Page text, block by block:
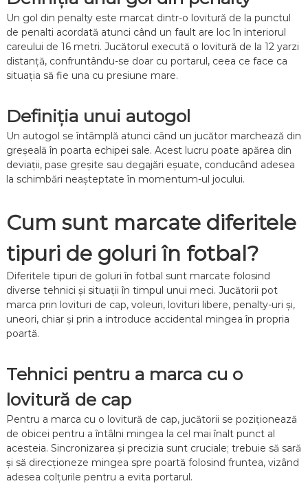
s
t
a
n
Un gol din penalty este marcat dintr-o lovitură de la punctul
de penalti acordată atunci când un fault are loc în interiorul
careului de 16 metri. Jucătorul execută o lovitură de la 12 yarzi
distanță, confruntându-se doar cu portarul, ceea ce face ca
situația să fie una cu presiune mare.
Definiția unui autogol
Un autogol se întâmplă atunci când un jucător marchează din
greșeală în poarta echipei sale. Acest lucru poate apărea din
deviații, pase greșite sau degajări eșuate, conducând adesea
la schimbări neașteptate în momentum-ul jocului.
Cum sunt marcate diferitele
tipuri de goluri în fotbal?
Diferitele tipuri de goluri în fotbal sunt marcate folosind
diverse tehnici și situații în timpul unui meci. Jucătorii pot
marca prin lovituri de cap, voleuri, lovituri libere, penalty-uri și,
uneori, chiar și prin a introduce accidental mingea în propria
poartă.
Tehnici pentru a marca cu o
lovitură de cap
Pentru a marca cu o lovitură de cap, jucătorii se poziționează
de obicei pentru a întâlni mingea la cel mai înalt punct al
acesteia. Sincronizarea și precizia sunt cruciale; trebuie să sară
și să direcționeze mingea spre poartă folosind fruntea, vizând
adesea colțurile pentru a evita portarul.